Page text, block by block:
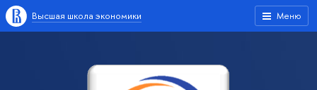
Меню
Высшая школа экономики